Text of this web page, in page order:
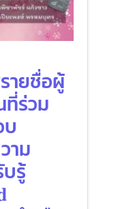
ายชื่อผู้
ที่ร่วม
าม
บรู้